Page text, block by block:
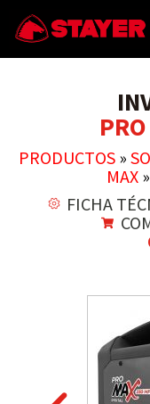
PRODUCTOS»
MAX »
FICHA